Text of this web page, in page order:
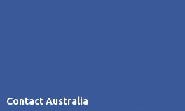
Contact Australia